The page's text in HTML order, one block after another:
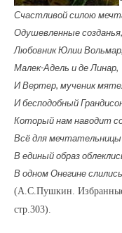
Счастливой силою
Одушевленные созданья,
Любовник Юлии Вольмар,
Малек-Адель и де Линар,
И Вертер, мученик
И бесподобный
Который нам наводит
Всё для
В единый образ
В одном Онегине
(А.С.Пушкин. Избранные
стр.303).